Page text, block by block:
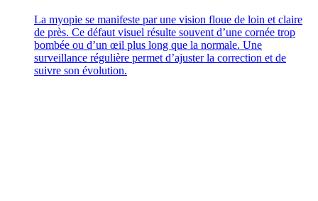
La myopie se manifeste par une vision floue de loin et claire
de près. Ce défaut visuel résulte souvent d’une cornée trop
bombée ou d’un œil plus long que la normale. Une
surveillance régulière permet d’ajuster la correction et de
suivre son évolution.